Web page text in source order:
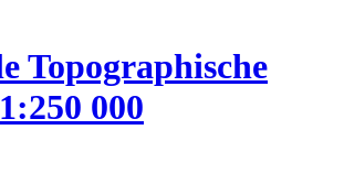
Topographische
000